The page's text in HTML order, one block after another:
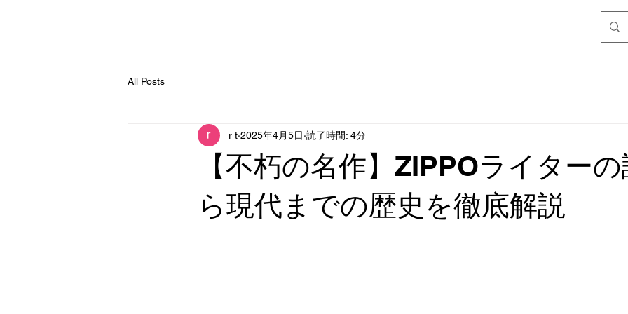
All Posts
【不朽の名作】ZIPPOライター
ら現代までの歴史を徹底解説
r t 2025年4月5日 読了時間: 4分